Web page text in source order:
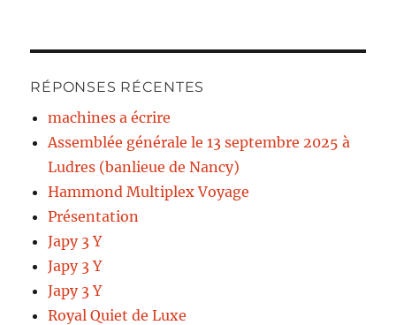
RÉPONSES RÉCENTES
machines a écrire
Assemblée générale le 13 septembre 2025 à
Ludres (banlieue de Nancy)
Hammond Multiplex Voyage
Présentation
Japy 3 Y
Japy 3 Y
Japy 3 Y
Royal Quiet de Luxe